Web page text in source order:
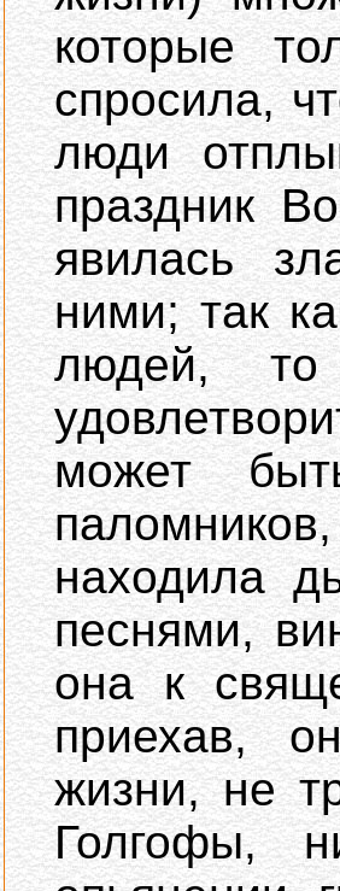
которые
спросила,
люди
праздник
явилась
ними; так
людей, то
может
находила
песнями,
она к
приехав,
жизни, не
Голгофы,